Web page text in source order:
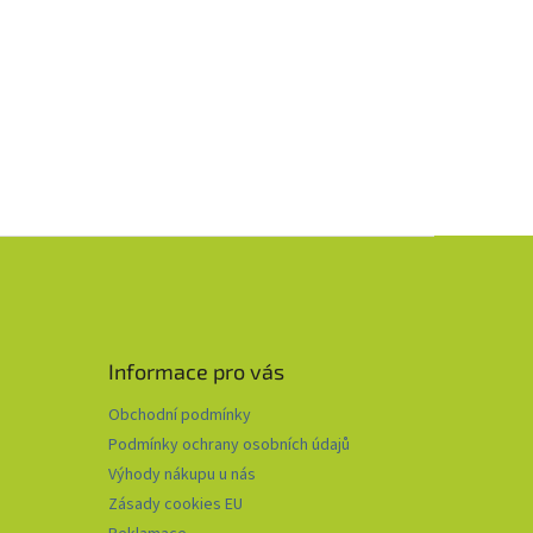
Informace pro vás
Obchodní podmínky
Podmínky ochrany osobních údajů
Výhody nákupu u nás
Zásady cookies EU